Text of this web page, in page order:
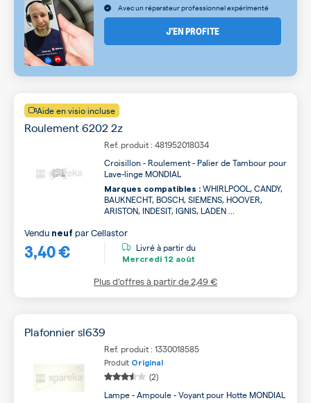
Avec un réparateur professionnel expérimenté
J’EN PROFITE
Aide en visio incluse
Roulement 6202 2z
Ref. produit : 481952018034
Croisillon - Roulement - Palier de Tambour pour
Lave-linge MONDIAL
Marques compatibles : WHIRLPOOL, CANDY,
BAUKNECHT, BOSCH, SIEMENS, HOOVER,
ARISTON, INDESIT, IGNIS, LADEN ...
3,40 €
Vendu neuf parCellastor
Livré à partir du
Mercredi 12 août
Plus d’offres à partir de2,49 €
Plafonnier sl639
Ref. produit : 1330018585
Produit Original
(2)
Lampe - Ampoule - Voyant pour Hotte MONDIAL